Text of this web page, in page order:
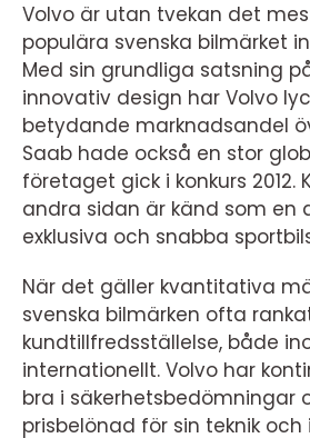
Volvo är utan tvekan det
populära svenska bilmärket
Med sin grundliga satsning
innovativ design har Volvo
betydande marknadsandel
Saab hade också en stor
företaget gick i konkurs 2012.
andra sidan är känd som en
exklusiva och snabba
När det gäller kvantitativa
svenska bilmärken ofta
kundtillfredsställelse, både
internationellt. Volvo har
bra i säkerhetsbedömningar
prisbelönad för sin teknik